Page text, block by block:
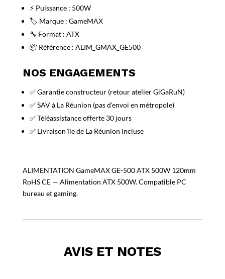
⚡ Puissance : 500W
🏷️ Marque : GameMAX
🔧 Format : ATX
📦 Référence : ALIM_GMAX_GE500
NOS ENGAGEMENTS
✅ Garantie constructeur (retour atelier GiGaRuN)
✅ SAV à La Réunion (pas d’envoi en métropole)
✅ Téléassistance offerte 30 jours
✅ Livraison île de La Réunion incluse
ALIMENTATION GameMAX GE-500 ATX 500W 120mm
RoHS CE — Alimentation ATX 500W. Compatible PC
bureau et gaming.
AVIS ET NOTES